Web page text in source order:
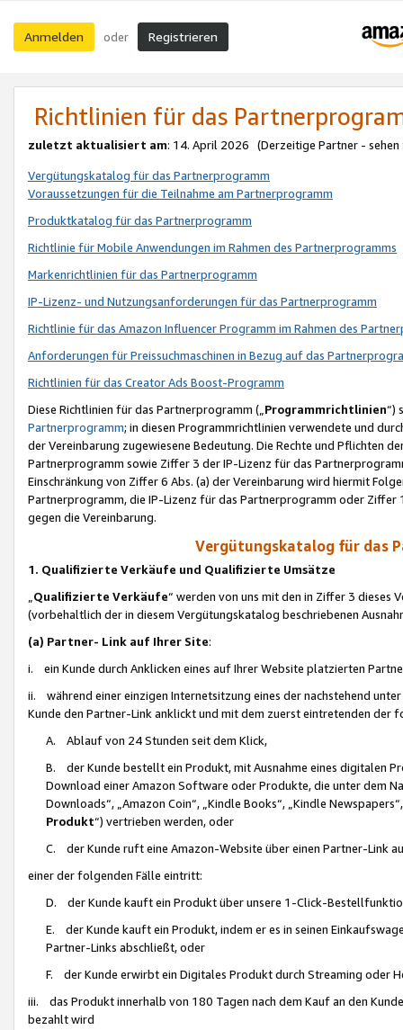
Anmelden oder Registrieren
Richtlinien für das
zuletzt aktualisiert am: 14. April 2026 (Derzeitige Partner - sehen
Vergütungskatalog für das Partnerprogramm
Voraussetzungen für die Teilnahme am Partnerprogramm
Produktkatalog für das Partnerprogramm
Richtlinie für Mobile Anwendungen im Rahmen des Partnerprogramms
Markenrichtlinien für das Partnerprogramm
IP-Lizenz- und Nutzungsanforderungen für das Partnerprogramm
Richtlinie für das Amazon Influencer Programm im Rahmen des
Anforderungen für Preissuchmaschinen in Bezug auf das
Richtlinien für das Creator Ads Boost-Programm
Diese Richtlinien für das Partnerprogramm („Programmrichtlinien“)
Partnerprogramm; in diesen Programmrichtlinien verwendete und
der Vereinbarung zugewiesene Bedeutung. Die Rechte und Pflichten
Partnerprogramm sowie Ziffer 3 der IP-Lizenz für das
Einschränkung von Ziffer 6 Abs. (a) der Vereinbarung wird hiermit
Partnerprogramm, die IP-Lizenz für das Partnerprogramm oder
gegen die Vereinbarung.
Vergütungskatalog für das
1. Qualifizierte Verkäufe und Qualifizierte Umsätze
Qualifizierte Verkäufe“ werden von uns mit den in Ziffer 3
(vorbehaltlich der in diesem Vergütungskatalog beschriebenen
(a) Partner- Link auf Ihrer Site:
i. ein Kunde durch Anklicken eines auf Ihrer Website platzierten
ii. während einer einzigen Internetsitzung eines der nachstehend
Kunde den Partner-Link anklickt und mit dem zuerst eintretenden der
A. Ablauf von 24 Stunden seit dem Klick,
B. der Kunde bestellt ein Produkt, mit Ausnahme eines digitalen
Download einer Amazon Software oder Produkte, die unter dem
Downloads“, „Amazon Coin“, „Kindle Books“, „Kindle
Produkt“) vertrieben werden, oder
C. der Kunde ruft eine Amazon-Website über einen Partner-Link
einer der folgenden Fälle eintritt:
D. der Kunde kauft ein Produkt über unsere 1-Click-
E. der Kunde kauft ein Produkt, indem er es in seinen
Partner-Links abschließt, oder
F. der Kunde erwirbt ein Digitales Produkt durch Streaming oder
iii. das Produkt innerhalb von 180 Tagen nach dem Kauf an den
bezahlt wird